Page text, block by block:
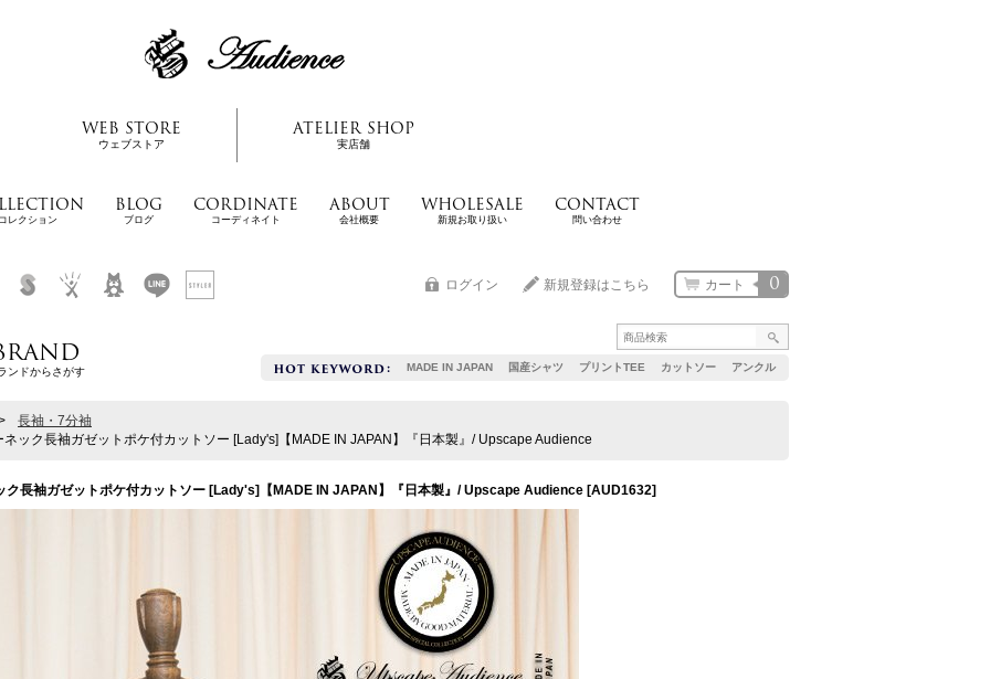
WEB STORE
ウェブストア
ATELIER SHOP
実店舗
レクション
BLOG
ブログ
CORDINATE
コーディネイト
ABOUT
会社概要
WHOLESALE
新規お取り扱い
CONTACT
問い合わせ
MADE IN JAPAN 国産シャツ プリントTEE カットソー アンクル
0
カート
ログイン 新規登録はこちら
ンドからさがす
長袖・7分袖
ック長袖ガゼットポケ付カットソー [Lady's]【MADE IN JAPAN】『日本製』/ Upscape Audience
ク長袖ガゼットポケ付カットソー [Lady's]【MADE IN JAPAN】『日本製』/ Upscape Audience [AUD1632]